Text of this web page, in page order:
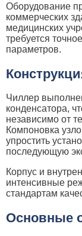
Оборудование
коммерческих
медицинских
требуется
параметров.
Чиллер
конденсатора,
независимо от
Компоновка
упростить
последующую
Корпус и
интенсивные
стандартам
Основные